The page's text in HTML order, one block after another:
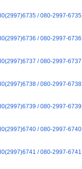
/ 080-2997-6735
/ 080-2997-6736
/ 080-2997-6737
/ 080-2997-6738
/ 080-2997-6739
/ 080-2997-6740
/ 080-2997-6741